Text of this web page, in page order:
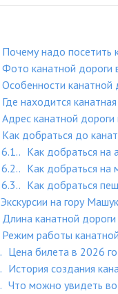
Почему надо посетить
Фото канатной дороги
Особенности канатной
Где находится
Адрес канатной
Как добраться до
6.1.
Как добраться на
6.2.
Как добраться на
6.3.
Как добраться
Экскурсии на гору
Длина канатной дороги
Режим работы
Цена билета в 2026
История создания
Что можно увидеть во